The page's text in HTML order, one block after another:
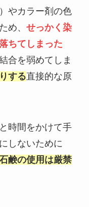
やカラー剤の色
め、 せっかく染
ちてしまった
合を弱めてしま
する直接的な原
時間をかけて手
しないために
鹸の使用は厳禁